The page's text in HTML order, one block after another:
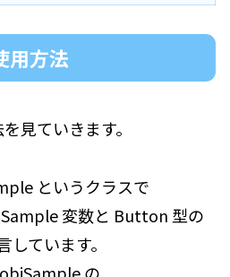
用方法
見ていきます。
というクラスで
変数と Button 型の
ています。
の